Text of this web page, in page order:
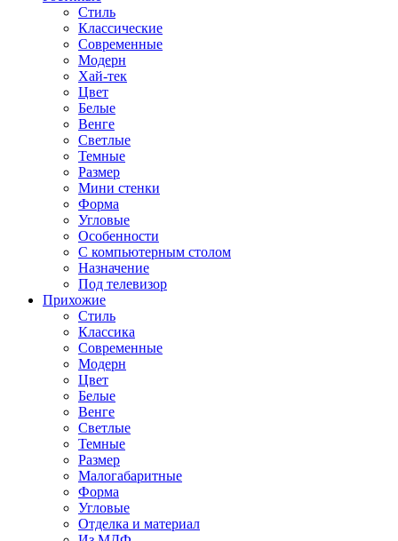
Стиль
Классические
Современные
Модерн
Хай-тек
Цвет
Белые
Венге
Светлые
Темные
Размер
Мини стенки
Форма
Угловые
Особенности
С компьютерным столом
Назначение
Под телевизор
Прихожие
Стиль
Классика
Современные
Модерн
Цвет
Белые
Венге
Светлые
Темные
Размер
Малогабаритные
Форма
Угловые
Отделка и материал